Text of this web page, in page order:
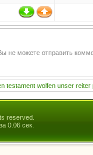
не можете отправить
testament wolfen unser reiter
reserved.
0.06 сек.